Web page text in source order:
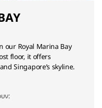
our Royal Marina Bay
floor, it offers
Singapore’s skyline.